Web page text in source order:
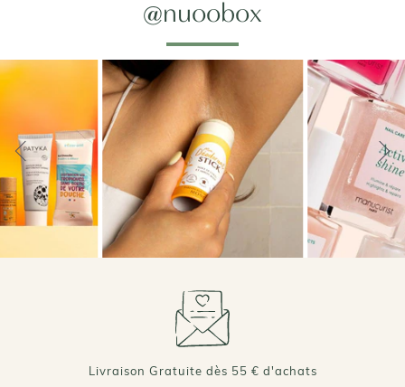
@nuoobox
Livraison Gratuite dès 55 € d'achats